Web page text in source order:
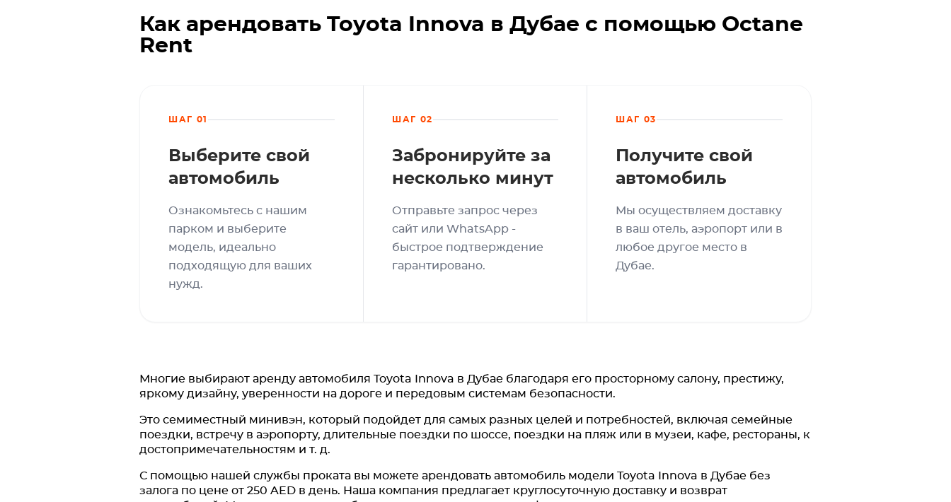
Как арендовать Toyota Innova в Дубае с помощью Octane
Rent
ШАГ 01
Выберите свой
автомобиль
Ознакомьтесь с нашим
парком и выберите
модель, идеально
подходящую для ваших
нужд.
ШАГ 02
Забронируйте за
несколько минут
Отправьте запрос через
сайт или WhatsApp -
быстрое подтверждение
гарантировано.
ШАГ 03
Получите свой
автомобиль
Мы осуществляем доставку
в ваш отель, аэропорт или в
любое другое место в
Дубае.
Многие выбирают аренду автомобиля Toyota Innova в Дубае благодаря его просторному салону, престижу,
яркому дизайну, уверенности на дороге и передовым системам безопасности.
Это семиместный минивэн, который подойдет для самых разных целей и потребностей, включая семейные
поездки, встречу в аэропорту, длительные поездки по шоссе, поездки на пляж или в музеи, кафе, рестораны, к
достопримечательностям и т. д.
С помощью нашей службы проката вы можете арендовать автомобиль модели Toyota Innova в Дубае без
залога по цене от 250 AED в день. Наша компания предлагает круглосуточную доставку и возврат